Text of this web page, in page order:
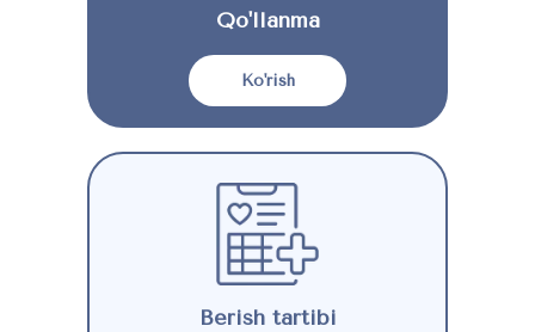
Berish tartibi
Qo'llanma
Ko'rish